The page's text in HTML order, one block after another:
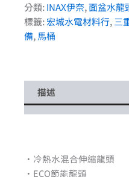
分類:INAX伊奈,面盆水龍
標籤:宏城水電材料行,三
備,馬桶
描述
・冷熱水混合伸縮龍頭
・ECO節能龍頭